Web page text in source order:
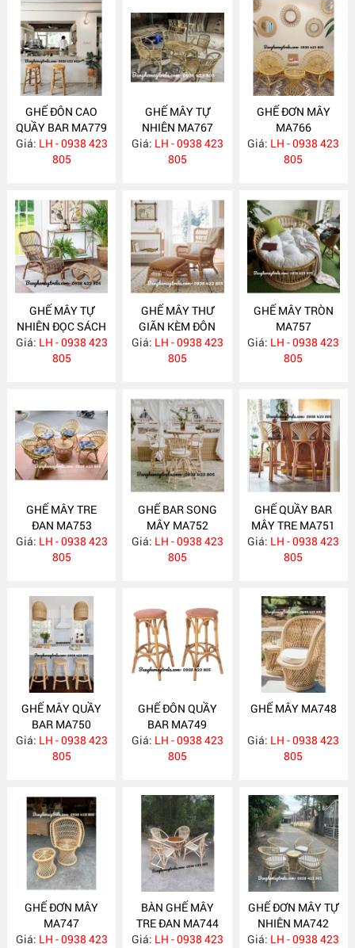
GHẾ ĐÔN CAO
QUẦY BAR MA779
Giá: LH - 0938 423
805
GHẾ MÂY TỰ
NHIÊN MA767
Giá: LH - 0938 423
805
GHẾ ĐƠN MÂY
MA766
Giá: LH - 0938 423
805
GHẾ MÂY TỰ
NHIÊN ĐỌC SÁCH
KÈM ĐÔN GÁC
CHÂN MA759
Giá: LH - 0938 423
805
GHẾ MÂY THƯ
GIÃN KÈM ĐÔN
GÁC CHÂN MA758
Giá: LH - 0938 423
805
GHẾ MÂY TRÒN
MA757
Giá: LH - 0938 423
805
GHẾ MÂY TRE
ĐAN MA753
Giá: LH - 0938 423
805
GHẾ BAR SONG
MÂY MA752
Giá: LH - 0938 423
805
GHẾ QUẦY BAR
MÂY TRE MA751
Giá: LH - 0938 423
805
GHẾ MÂY QUẦY
BAR MA750
Giá: LH - 0938 423
805
GHẾ ĐÔN QUẦY
BAR MA749
Giá: LH - 0938 423
805
GHẾ MÂY MA748
Giá: LH - 0938 423
805
GHẾ ĐƠN MÂY
MA747
Giá: LH - 0938 423
BÀN GHẾ MÂY
TRE ĐAN MA744
Giá: LH - 0938 423
GHẾ ĐƠN MÂY TỰ
NHIÊN MA742
Giá: LH - 0938 423